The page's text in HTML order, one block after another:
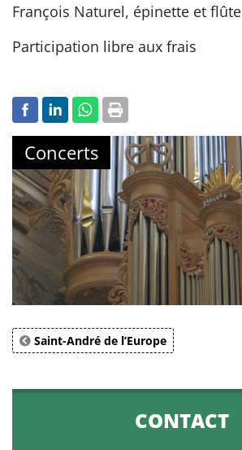
François Naturel, épinette et flûte
Participation libre aux frais
Concerts
Saint-André de l’Europe
CONTACT